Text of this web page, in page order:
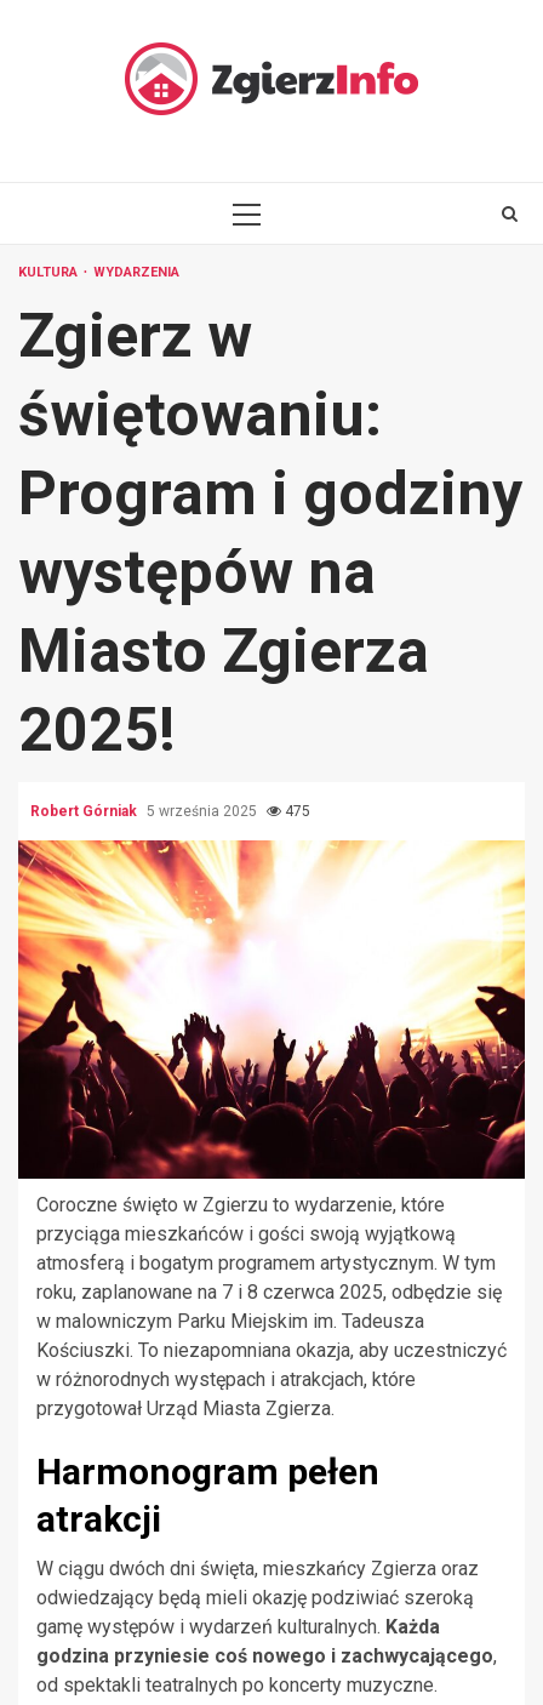
PRIMARY
KULTURA WYDARZENIA
Zgierz w
świętowaniu:
Program i godziny
występów na
Miasto Zgierza
2025!
Robert Górniak 5 września 2025 475
Coroczne święto w Zgierzu to wydarzenie, które
przyciąga mieszkańców i gości swoją wyjątkową
atmosferą i bogatym programem artystycznym. W tym
roku, zaplanowane na 7 i 8 czerwca 2025, odbędzie się
w malowniczym Parku Miejskim im. Tadeusza
Kościuszki. To niezapomniana okazja, aby uczestniczyć
w różnorodnych występach i atrakcjach, które
przygotował Urząd Miasta Zgierza.
Harmonogram pełen
atrakcji
W ciągu dwóch dni święta, mieszkańcy Zgierza oraz
odwiedzający będą mieli okazję podziwiać szeroką
gamę występów i wydarzeń kulturalnych. Każda
godzina przyniesie coś nowego i zachwycającego,
od spektakli teatralnych po koncerty muzyczne.